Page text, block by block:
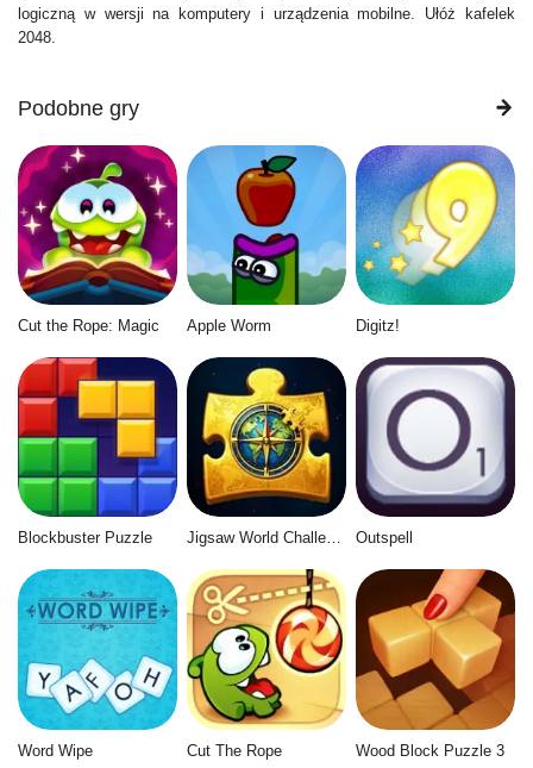
logiczną w wersji na komputery i urządzenia mobilne. Ułóż kafelek
2048.
Podobne gry
Cut the Rope: Magic Apple Worm Digitz!
Blockbuster Puzzle Jigsaw World Challenge Outspell
Word Wipe Cut The Rope Wood Block Puzzle 3